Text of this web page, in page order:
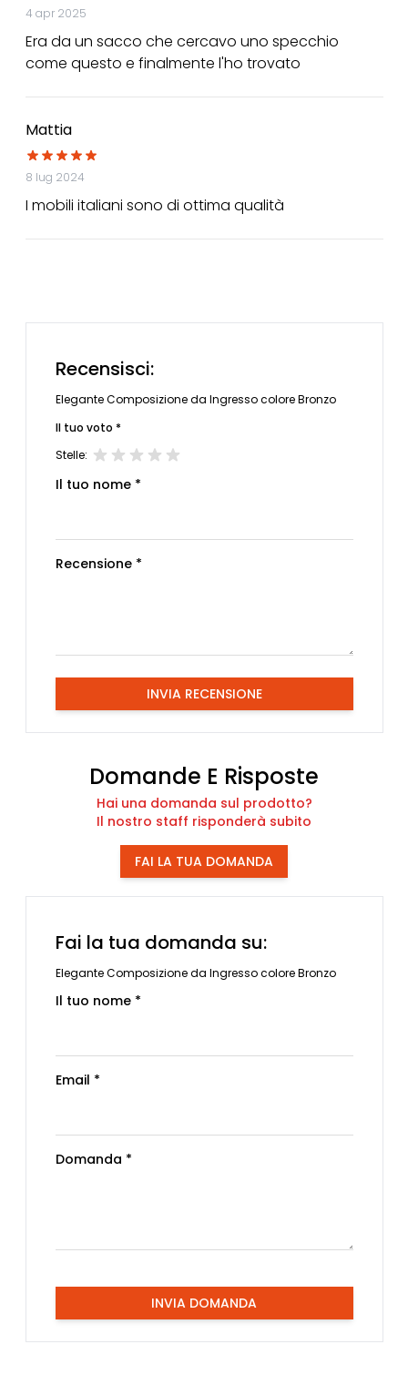
4 apr 2025
Era da un sacco che cercavo uno specchio
come questo e finalmente l'ho trovato
Mattia
8 lug 2024
I mobili italiani sono di ottima qualità
Recensisci:
Elegante Composizione da Ingresso colore Bronzo
Il tuo voto *
Stelle:
Il tuo nome *
Recensione *
INVIA RECENSIONE
Domande E Risposte
Hai una domanda sul prodotto?
Il nostro staff risponderà subito
FAI LA TUA DOMANDA
Fai la tua domanda su:
Elegante Composizione da Ingresso colore Bronzo
Il tuo nome *
Email *
Domanda *
INVIA DOMANDA